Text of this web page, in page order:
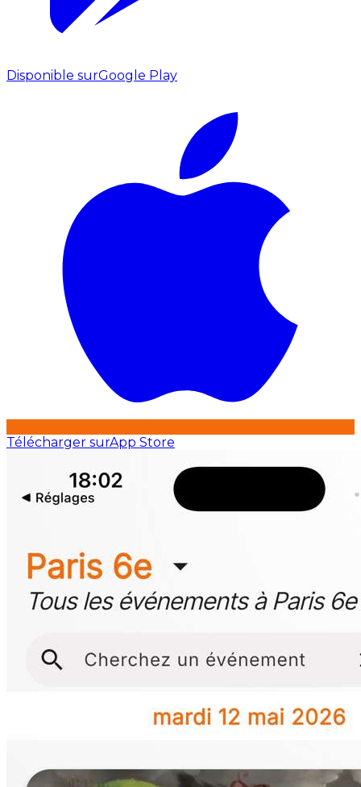
Disponible surGoogle Play
Télécharger surApp Store